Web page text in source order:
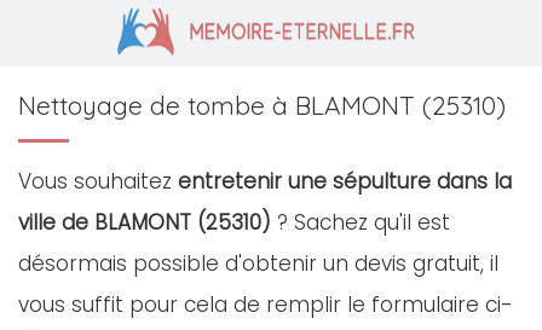
Nettoyage de tombe à BLAMONT (25310)
Vous souhaitez entretenir une sépulture dans la
ville de BLAMONT (25310) ? Sachez qu'il est
désormais possible d'obtenir un devis gratuit, il
vous suffit pour cela de remplir le formulaire ci-